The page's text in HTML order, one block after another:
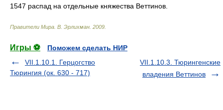
1547 распад на отдельные княжества Веттинов.
Правители Мира В. Эрлихман 2009
Игры ⚽
Поможем сделать НИР
VII.1.10.1. Герцогство
Тюрингия (ок. 630 - 717)
VII.1.10.3. Тюрингенские
владения Веттинов